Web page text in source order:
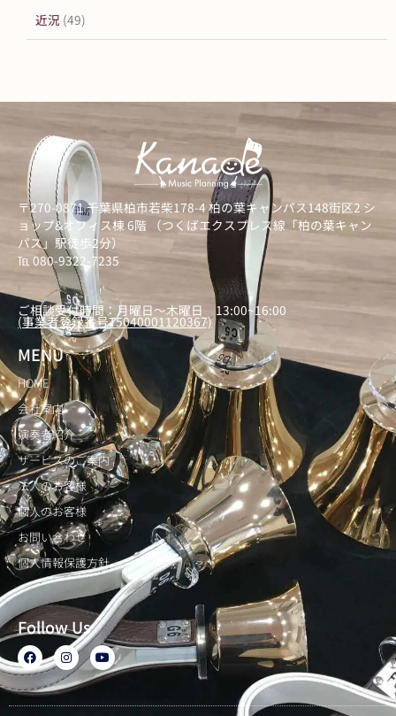
近況 (49)
〒270-0871 千葉県柏市若柴178-4 柏の葉キャンパス148街区2 シ
ョップ&オフィス棟 6階 （つくばエクスプレス線「柏の葉キャン
パス」駅徒歩2分）
℡ 080-9322-7235
）
ご相談受付時間：月曜日～木曜日 13:00~16:00
(事業者登録番号T5040001120367)
MENU
HOME
会社案内
演奏者紹介
サービスのご案内
法人のお客様
個人のお客様
お問い合わせ
個人情報保護方針
Follow Us
F
a
c
e
b
I
n
s
t
Y
o
u